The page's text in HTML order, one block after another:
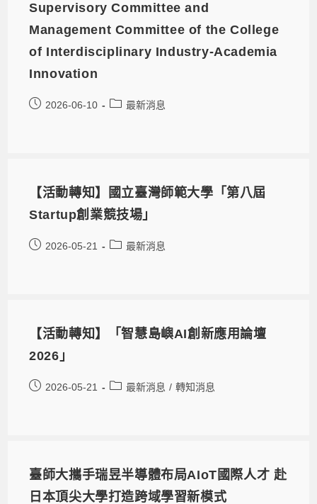
Supervisory Committee and
Management Committee of the College
of Interdisciplinary Industry-Academia
Innovation
2026-06-10 最新消息
【活動轉知】國立臺灣師範大學「第八屆
Startup創業競技場」
2026-05-21 最新消息
【活動轉知】「智慧島嶼AI創新應用論壇
2026」
2026-05-21 最新消息 / 轉知消息
臺師大攜手瑞昱半導體布局AIoT國際人才 赴
日本頂尖大學打造跨域學習新模式